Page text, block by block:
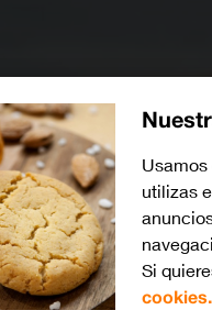
utilizas
Si
cookies.